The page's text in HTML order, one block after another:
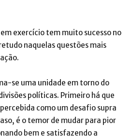
exercício tem muito sucesso no
naquelas questões mais
se uma unidade em torno do
políticas. Primeiro há que
como um desafio supra
é o temor de mudar para pior
bem e satisfazendo a